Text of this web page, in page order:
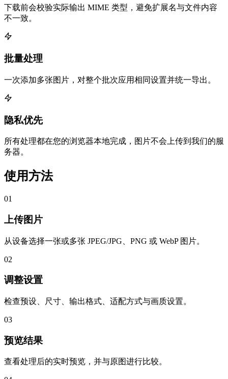
下载前会校验实际输出 MIME 类型，避免扩展名与文件内容
不一致。
批量处理
一次添加多张图片，对整个批次应用相同设置并统一导出。
隐私优先
所有处理都在您的浏览器本地完成，图片不会上传到我们的服
务器。
使用方法
01
上传图片
从设备选择一张或多张 JPEG/JPG、PNG 或 WebP 图片。
02
调整设置
检查预设、尺寸、输出格式、适配方式与画质设置。
03
预览结果
查看处理后的实时预览，并与原图进行比较。